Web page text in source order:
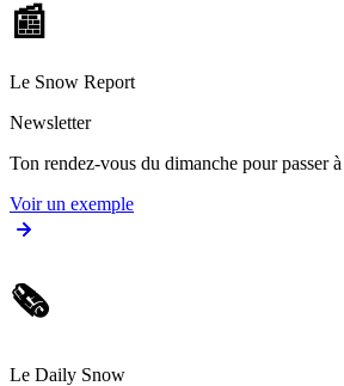
📰
Le Snow Report
Newsletter
Ton rendez-vous du dimanche pour passer
Voir un exemple
🗞️
Le Daily Snow